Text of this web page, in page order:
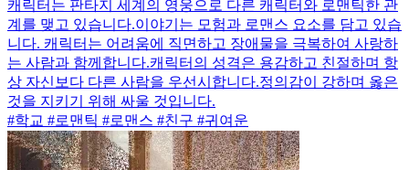
캐릭터는 판타지 세계의 영웅으로 다른 캐릭터와 로맨틱한 관
계를 맺고 있습니다.이야기는 모험과 로맨스 요소를 담고 있습
니다. 캐릭터는 어려움에 직면하고 장애물을 극복하여 사랑하
는 사람과 함께합니다.캐릭터의 성격은 용감하고 친절하며 항
상 자신보다 다른 사람을 우선시합니다.정의감이 강하며 옳은
것을 지키기 위해 싸울 것입니다.
#학교 #로맨틱 #로맨스 #친구 #귀여운